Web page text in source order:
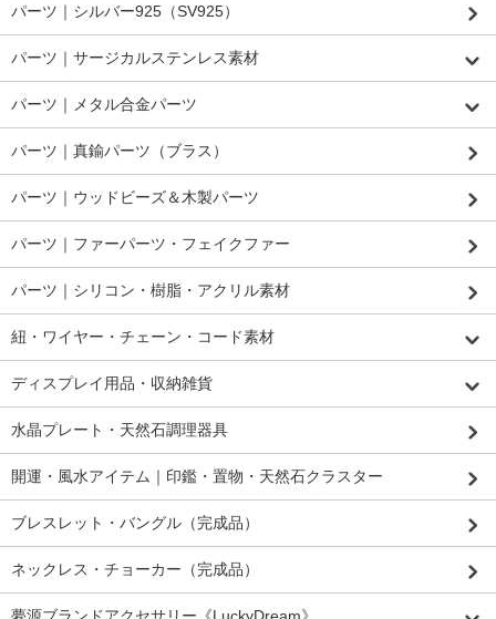
パーツ｜シルバー925（SV925）
パーツ｜サージカルステンレス素材
パーツ｜メタル合金パーツ
パーツ｜真鍮パーツ（ブラス）
パーツ｜ウッドビーズ＆木製パーツ
パーツ｜ファーパーツ・フェイクファー
パーツ｜シリコン・樹脂・アクリル素材
紐・ワイヤー・チェーン・コード素材
ディスプレイ用品・収納雑貨
水晶プレート・天然石調理器具
開運・風水アイテム｜印鑑・置物・天然石クラスター
ブレスレット・バングル（完成品）
ネックレス・チョーカー（完成品）